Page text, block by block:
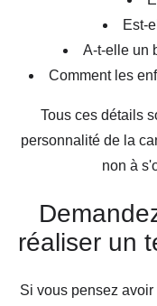
Est-
A-t-elle un
Comment les
Tous ces détails
personnalité de la
non à
réaliser un
Si vous pensez